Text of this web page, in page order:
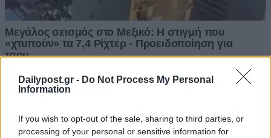
Dailypost.gr - Do Not Process My Personal
Information
If you wish to opt-out of the sale, sharing to third parties, or
processing of your personal or sensitive information for